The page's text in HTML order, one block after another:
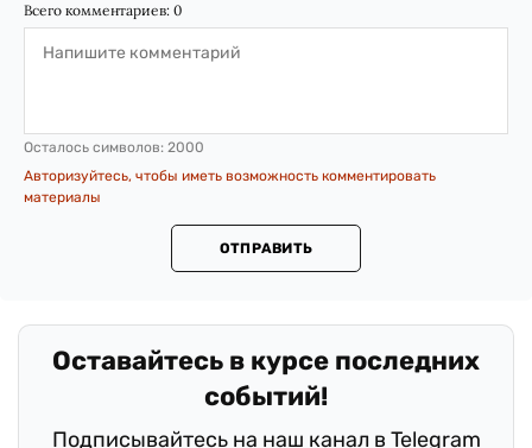
Всего комментариев: 0
Осталось символов: 2000
Авторизуйтесь, чтобы иметь возможность комментировать
материалы
ОТПРАВИТЬ
Оставайтесь в курсе последних
событий!
Подписывайтесь на наш канал в Telegram